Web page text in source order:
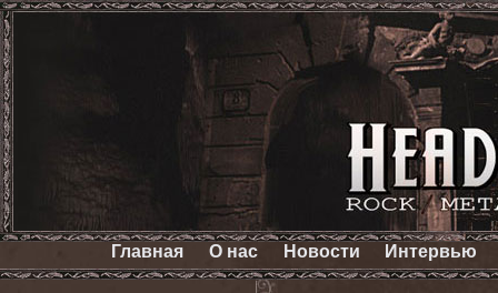
Главная О нас Новости Интервью